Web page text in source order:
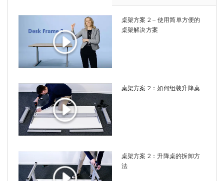
桌架方案 2 – 使用简单方便的
桌架解决方案
桌架方案 2：如何组装升降桌
桌架方案 2：升降桌的拆卸方
法